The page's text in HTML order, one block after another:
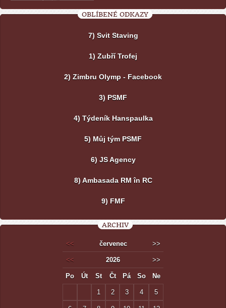
OBLÍBENÉ ODKAZY
7) Svit Staving
1) Zubří Trofej
2) Zimbru Olymp - Facebook
3) PSMF
4) Týdeník Hanspaulka
5) Můj tým PSMF
6) JS Agency
8) Ambasada RM în RC
9) FMF
ARCHIV
<< červenec >>
<< 2026 >>
Po Út St Čt Pá So Ne
1 2 3 4 5